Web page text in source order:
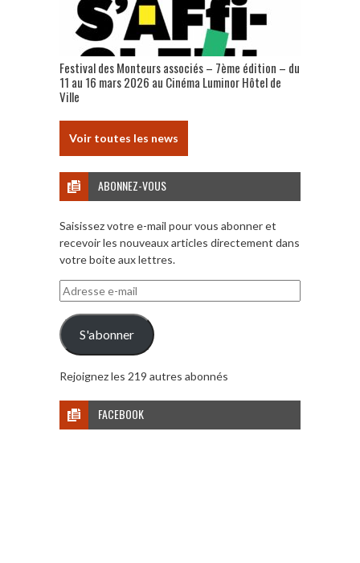
Festival des Monteurs associés – 7ème édition – du
11 au 16 mars 2026 au Cinéma Luminor Hôtel de
Ville
Voir toutes les news
ABONNEZ-VOUS
Saisissez votre e-mail pour vous abonner et
recevoir les nouveaux articles directement dans
votre boite aux lettres.
Adresse
e-
mail
S'abonner
Rejoignez les 219 autres abonnés
FACEBOOK